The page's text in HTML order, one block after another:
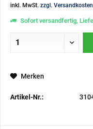
inkl. MwSt. zzgl. Versandkosten
Sofort versandfertig,
Merken
Artikel-Nr.: